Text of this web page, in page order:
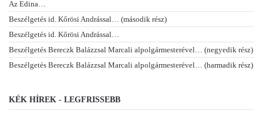
Az Edina…
Beszélgetés id. Kőrösi Andrással… (második rész)
Beszélgetés id. Kőrösi Andrással…
Beszélgetés Bereczk Balázzsal Marcali alpolgármesterével… (negyedik rész)
Beszélgetés Bereczk Balázzsal Marcali alpolgármesterével… (harmadik rész)
KÉK HÍREK - LEGFRISSEBB